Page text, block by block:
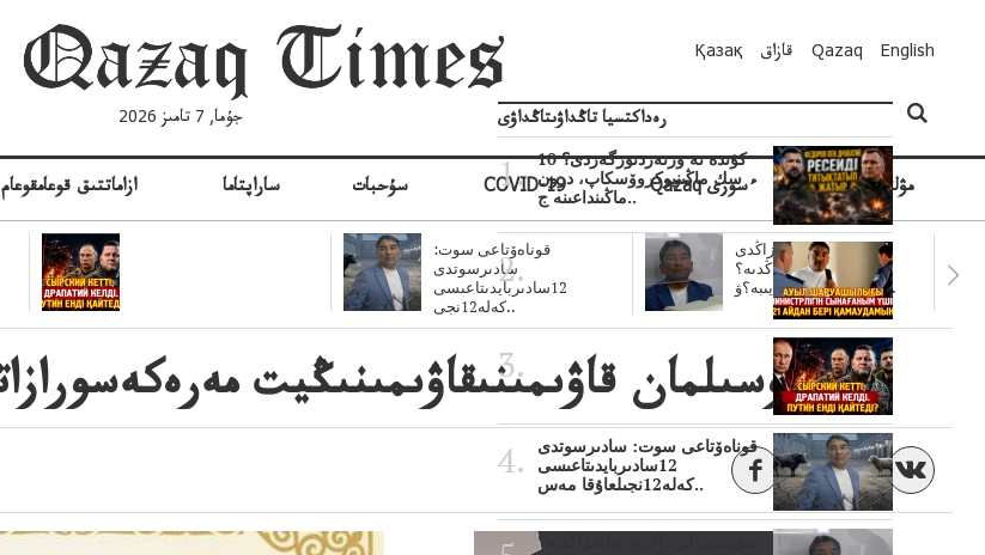
جۇما, 7 تامىز 2026
Қазақ قازاق Qazaq English
ازاماتتىق قوعامقوعام ساراپتاما سۇحبات COVID-19 Qazaq ءسوزى مۋلتيمەديا
قوناەۆتاعى سوت:
سادىرسوتدى
12سادىربايدىتاعىسى
كەلە12نجى..
سۋبسيديالار زاڭدى
تولەنزاڭدىە؟
سوتتولەنگەناپتار ايىبە؟ۋ..
مۇسىلمان قاۋىمىنىقاۋىمىنىڭيت مەرەكەسورازاتى بولايت!مەرەكەسىقۇتتىبولسىن!
رەداكتسيا تاڭداۋىتاڭداۋى
10 كۇندە نە وزنەردىوزگەردى؟
سك ماڭىنپوكروۆسكاپ، درون
ماڭىنداعىنە ج..
قوناەۆتاعى سوت: سادىرسوتدى
12سادىربايدىتاعىسى
كەلە12نجىلعاۇقا مەس..
سۋبسيديالار زاڭدى تولەنزاڭدىە؟